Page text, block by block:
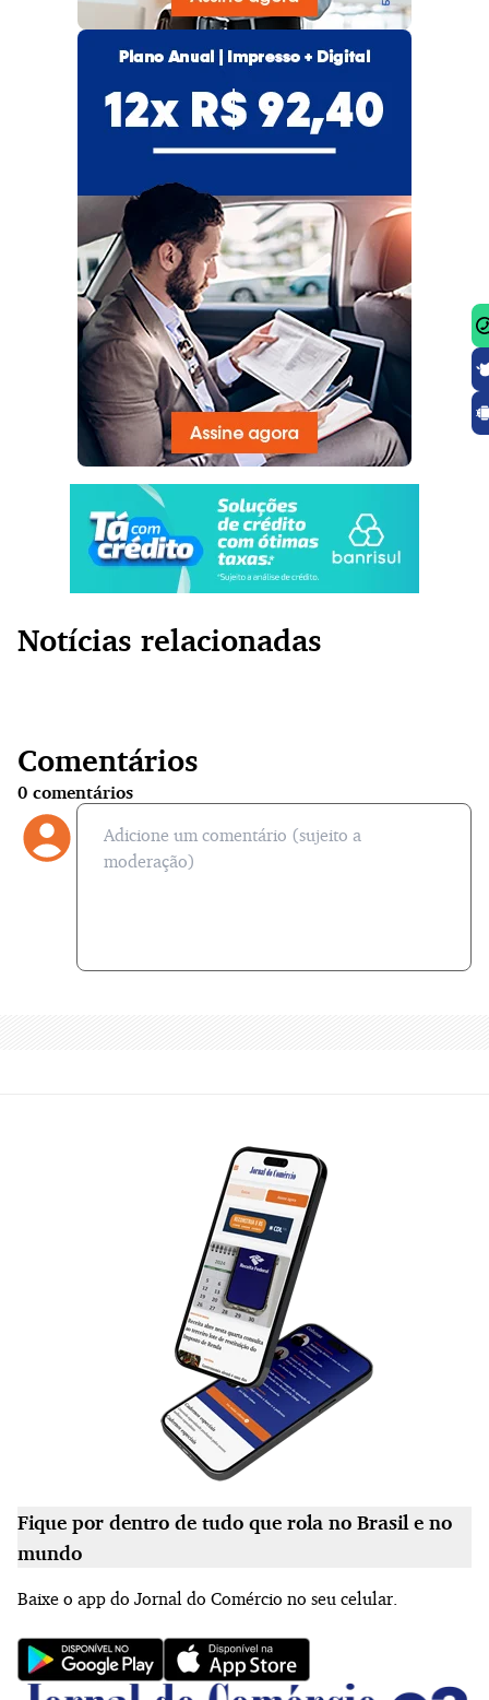
Notícias relacionadas
Comentários
0 comentários
Fique por dentro de tudo que rola no Brasil e no
mundo
Baixe o app do Jornal do Comércio no seu celular.